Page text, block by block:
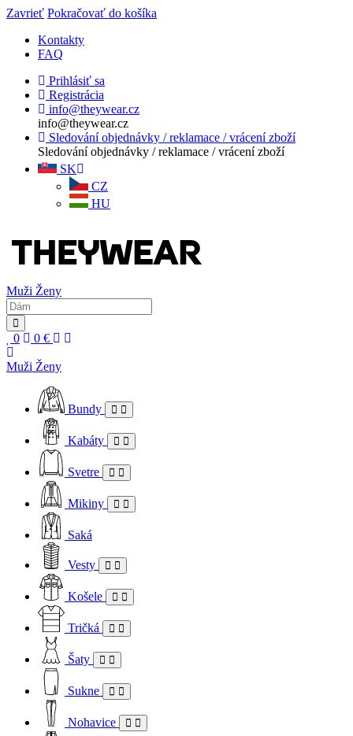
Zavrieť Pokračovať do košíka
Kontakty
FAQ
Prihlásiť sa
Registrácia
info@theywear.cz
info@theywear.cz
Sledování objednávky / reklamace / vrácení zboží
Sledování objednávky / reklamace / vrácení zboží
SK
CZ
HU
Muži Ženy
0 0 €
Muži Ženy
Bundy
Kabáty
Svetre
Mikiny
Saká
Vesty
Košele
Tričká
Šaty
Sukne
Nohavice